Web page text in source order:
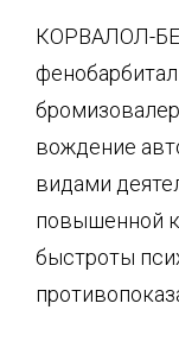
КОРВАЛОЛ-
вождение
видами
повышенной
быстроты